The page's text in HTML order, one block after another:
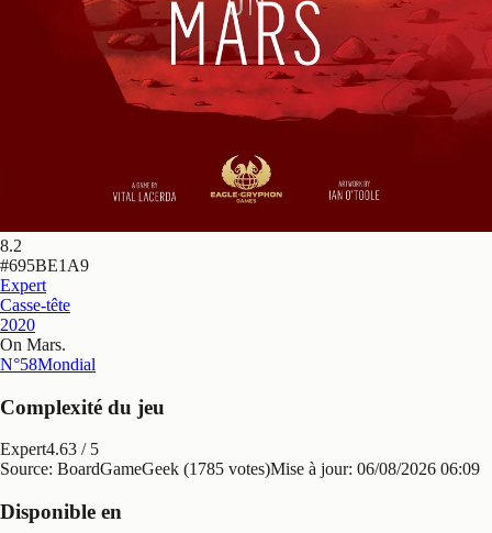
8.2
#695BE1A9
Expert
Casse-tête
2020
On Mars.
N°58Mondial
Complexité du jeu
Expert4.63 / 5
Source: BoardGameGeek (1785 votes)Mise à jour: 06/08/2026 06:09
Disponible en